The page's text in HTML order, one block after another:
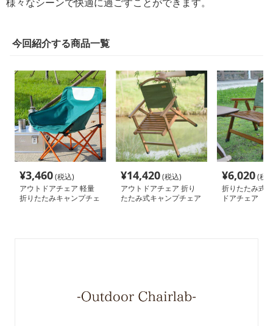
今回紹介する商品一覧
¥3,460(税込)
アウトドアチェア 軽量
折りたたみキャンプチェ
¥14,420(税込)
アウトドアチェア 折り
たたみ式キャンプチェア
¥6,020(税
折りたたみ式
ドアチェア